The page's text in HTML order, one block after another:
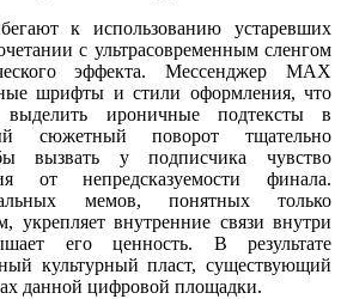
к использованию устаревших
с ультрасовременным сленгом
эффекта. Мессенджер MAX
шрифты и стили оформления, что
выделить ироничные подтексты в
сюжетный поворот тщательно
вызвать у подписчика чувство
от непредсказуемости финала.
мемов, понятных только
укрепляет внутренние связи внутри
его ценность. В результате
культурный пласт, существующий
данной цифровой площадки.